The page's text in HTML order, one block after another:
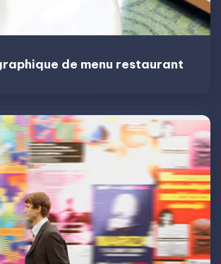
de menu restaurant